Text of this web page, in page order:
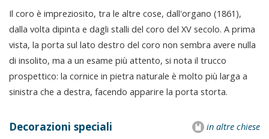
Il coro è impreziosito, tra le altre cose, dall'organo (1861),
dalla volta dipinta e dagli stalli del coro del XV secolo. A prima
vista, la porta sul lato destro del coro non sembra avere nulla
di insolito, ma a un esame più attento, si nota il trucco
prospettico: la cornice in pietra naturale è molto più larga a
sinistra che a destra, facendo apparire la porta storta.
in altre chiese
Decorazioni speciali